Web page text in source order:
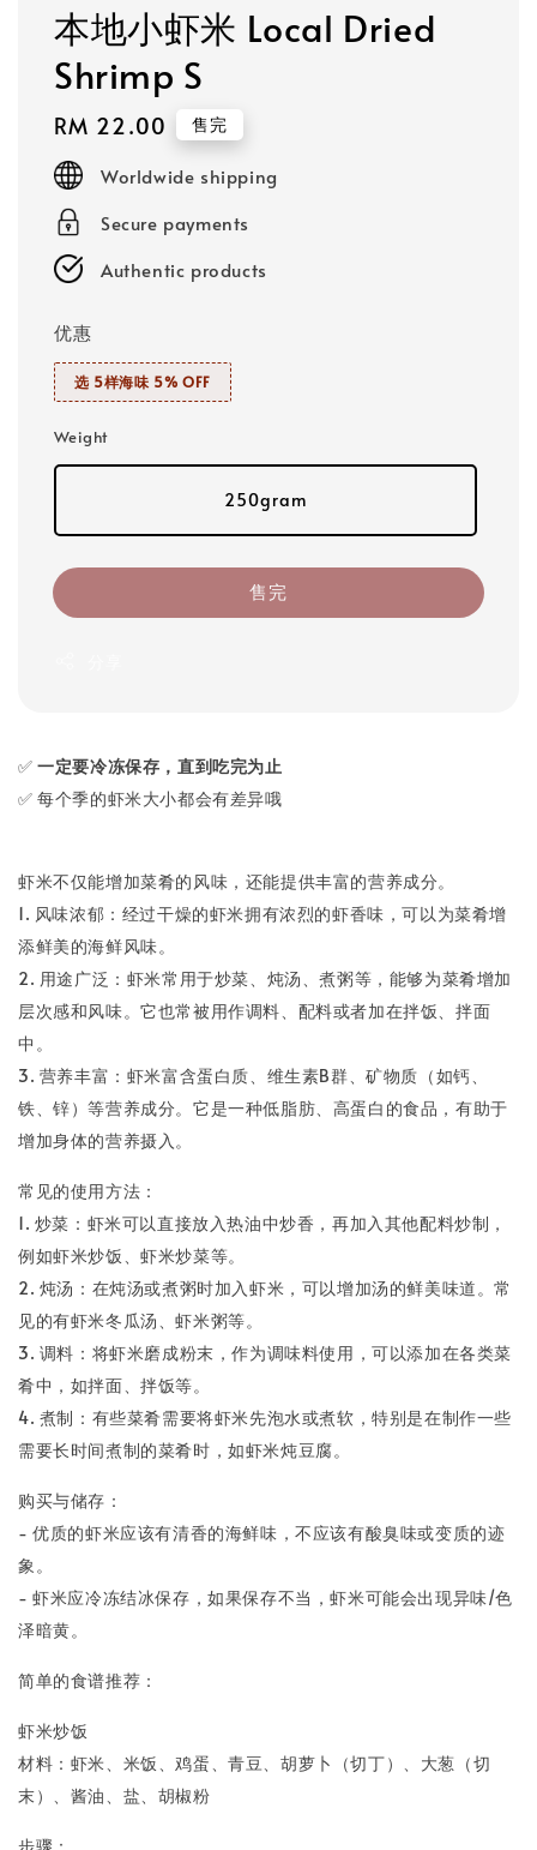
本地小虾米 Local Dried
Shrimp S
Regular
price
RM 22.00 售完
Worldwide shipping
Secure payments
Authentic products
优惠
选 5样海味 5% OFF
Weight
250gram
售完
✅一定要冷冻保存，直到吃完为止
✅ 每个季的虾米大小都会有差异哦
虾米不仅能增加菜肴的风味，还能提供丰富的营养成分。
1. 风味浓郁：经过干燥的虾米拥有浓烈的虾香味，可以为菜肴增
添鲜美的海鲜风味。
2. 用途广泛：虾米常用于炒菜、炖汤、煮粥等，能够为菜肴增加
层次感和风味。它也常被用作调料、配料或者加在拌饭、拌面
中。
3. 营养丰富：虾米富含蛋白质、维生素B群、矿物质（如钙、
铁、锌）等营养成分。它是一种低脂肪、高蛋白的食品，有助于
增加身体的营养摄入。
常见的使用方法：
1. 炒菜：虾米可以直接放入热油中炒香，再加入其他配料炒制，
例如虾米炒饭、虾米炒菜等。
2. 炖汤：在炖汤或煮粥时加入虾米，可以增加汤的鲜美味道。常
见的有虾米冬瓜汤、虾米粥等。
3. 调料：将虾米磨成粉末，作为调味料使用，可以添加在各类菜
肴中，如拌面、拌饭等。
4. 煮制：有些菜肴需要将虾米先泡水或煮软，特别是在制作一些
需要长时间煮制的菜肴时，如虾米炖豆腐。
购买与储存：
- 优质的虾米应该有清香的海鲜味，不应该有酸臭味或变质的迹
象。
- 虾米应冷冻结冰保存，如果保存不当，虾米可能会出现异味/色
泽暗黄。
简单的食谱推荐：
虾米炒饭
材料：虾米、米饭、鸡蛋、青豆、胡萝卜（切丁）、大葱（切
末）、酱油、盐、胡椒粉
步骤：